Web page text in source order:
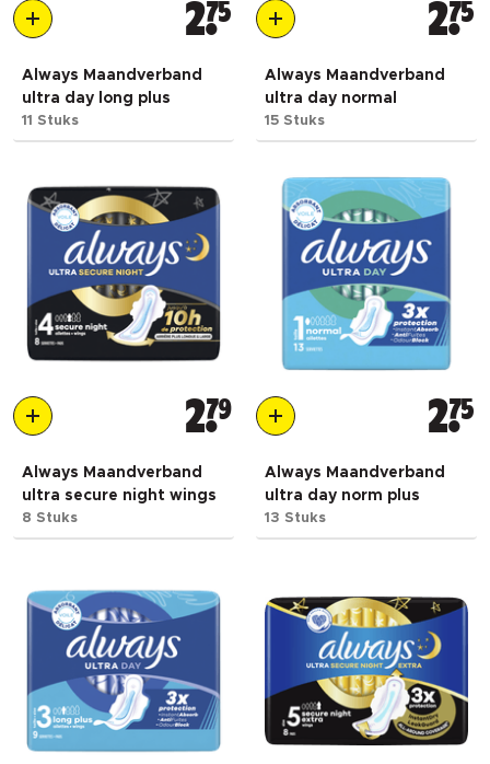
275
Always Maandverband
ultra day long plus
11 Stuks
275
Always Maandverband
ultra day normal
15 Stuks
279
Always Maandverband
ultra secure night wings
8 Stuks
275
Always Maandverband
ultra day norm plus
13 Stuks